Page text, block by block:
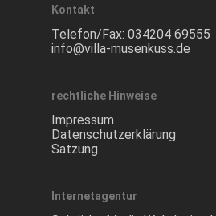
Kontakt
Telefon/Fax: 034204 69555
info@villa-musenkuss.de
rechtliche Hinweise
Impressum
Datenschutzerklärung
Satzung
Internetagentur